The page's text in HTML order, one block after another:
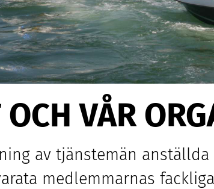
OCH VÅR
av tjänstemän
medlemmarnas